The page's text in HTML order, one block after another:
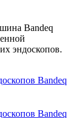
Bandeq
эндоскопов.